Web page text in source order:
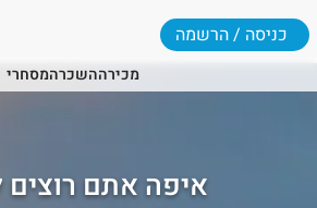
מכירההשכרהמסחרי
כניסה / הרשמה
איפה אתם רוצים